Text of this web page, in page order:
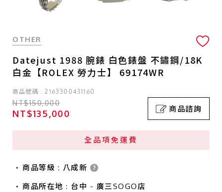
OTHER
Datejust 1988 腕錶 白色錶盤 不鏽鋼/18K
白金【ROLEX 勞力士】 69174WR
商品號碼 : 2163300431160
NT$150,000
NT$135,000 商品諮詢
全品項免運費
商品等級 : 八成新
商品所在地 : 台中 - 廣三SOGO店